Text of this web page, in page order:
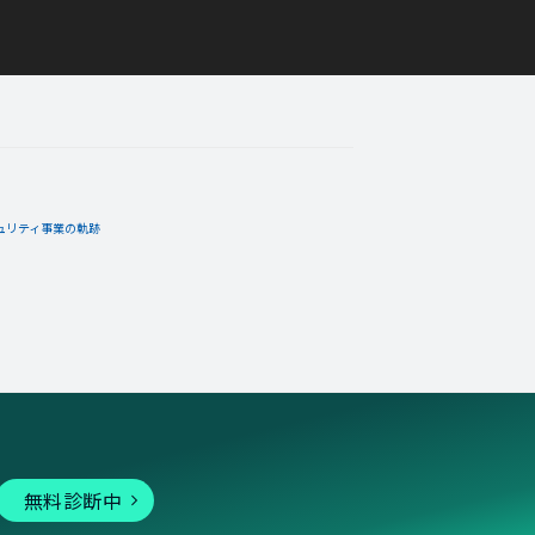
リティ事業の軌跡
無料診断中